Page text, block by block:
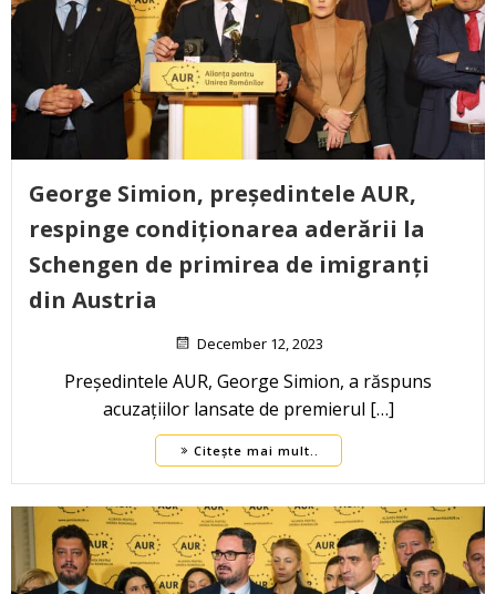
George Simion, președintele AUR,
respinge condiționarea aderării la
Schengen de primirea de imigranți
din Austria
December 12, 2023
Președintele AUR, George Simion, a răspuns
acuzațiilor lansate de premierul […]
Citește mai mult..